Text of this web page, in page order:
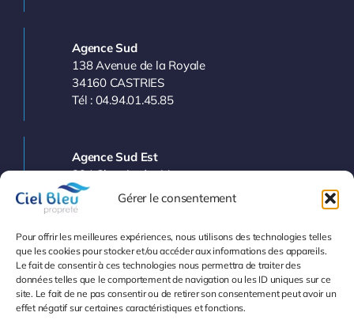
Gérer le consentement
Pour offrir les meilleures expériences, nous utilisons des technologies telles
que les cookies pour stocker et/ou accéder aux informations des appareils.
Le fait de consentir à ces technologies nous permettra de traiter des
données telles que le comportement de navigation ou les ID uniques sur ce
site. Le fait de ne pas consentir ou de retirer son consentement peut avoir un
effet négatif sur certaines caractéristiques et fonctions.
Agence Sud
138 Avenue de la Royale
34160 CASTRIES
Tél : 04.94.01.45.85
Agence Sud Est
224 Chemin des Vergers
83143 LE VAL
Tél : 04.94.77.11.03
Info et Devis